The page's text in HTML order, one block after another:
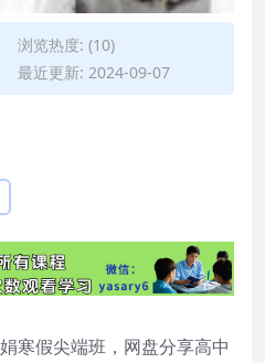
浏览热度: (10)
最近更新: 2024-09-07
寒假尖端班，网盘分享高中